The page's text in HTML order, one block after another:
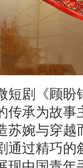
短剧《顾
传承为故
苏婉与穿
通过精巧